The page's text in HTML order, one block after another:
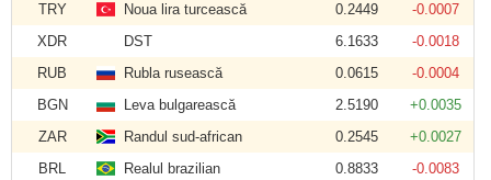
TRY
Noua lira turcească 0.2449
-0.0007
XDR
DST 6.1633
-0.0018
RUB
Rubla rusească 0.0615
-0.0004
BGN
Leva bulgarească 2.5190
+0.0035
ZAR
Randul sud-african 0.2545
+0.0027
BRL
Realul brazilian 0.8833
-0.0083